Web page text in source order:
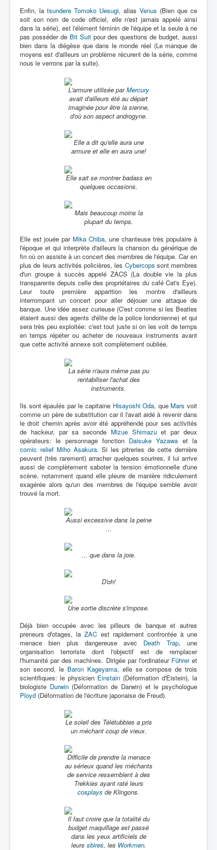
Enfin, la tsundere Tomoko Uesugi, alias Venus (Bien que ce
soit son nom de code officiel, elle n'est jamais appelé ainsi
dans la série), est l'élément féminin de l'équipe et la seule à ne
pas posséder de Bit Suitpour des questions de budget, aussi
bien dans la diégèse que dans le monde réel (Le manque de
moyens est d'ailleurs un problème récurent de la série, comme
nous le verrons par la suite).
L'armure utilisée parMercury
avait d'ailleurs été au départ
imaginée pour être la sienne,
d'où son aspect androgyne.
Elle a dit qu'elle aura une
armure et elle en aura une!
Elle sait se montrer badass en
quelques occasions.
Mais beaucoup moins la
plupart du temps.
Elle est jouée par Mika Chiba, une chanteuse très populaire à
l'époque et qui interprète d'ailleurs la chanson du générique de
fin où on assiste à un concert des membres de l'équipe. Car en
plus de leurs activités policières, les Cybercops sont membres
d'un groupe à succès appelé ZACS (La double vie la plus
transparente depuis celle des propriétaires du café Cat's Eye).
Leur toute première apparition les montre d'ailleurs
interrompant un concert pour aller déjouer une attaque de
banque. Une idée assez curieuse (C'est comme si les Beatles
étaient aussi des agents d'élite de la police londonienne) et qui
sera très peu exploitée: c'est tout juste si on les voit de temps
en temps répéter ou acheter de nouveaux instruments avant
que cette activité annexe soit complètement oubliée.
La série n'aura même pas pu
rentabiliser l'achat des
instruments.
Ils sont épaulés par le capitaine Hisayoshi Oda, que Mars voit
comme un père de substitution car il l'avait aidé à revenir dans
le droit chemin après avoir été appréhendé pour ses activités
de hackeur, par sa seconde Mizue Shimazuet par deux
opérateurs: le personnage fonction Daisuke Yazawa et la
comic relief Miho Asakura. Si les pitreries de cette dernière
peuvent (très rarement) arracher quelques sourires, il lui arrive
aussi de complètement saboter la tension émotionnelle d'une
scène, notamment quand elle pleure de manière ridiculement
exagérée alors qu'un des membres de l'équipe semble avoir
trouvé la mort.
Aussi excessive dans la peine
…
… que dans la joie.
D'oh!
Une sortie discrète s'impose.
Déjà bien occupée avec les pilleurs de banque et autres
preneurs d'otages, laZAC est rapidement confrontée à une
menace bien plus dangereuse avec Death Trap, une
organisation terroriste dont l'objectif est de remplacer
l'humanité par des machines. Dirigée par l'ordinateur Führeret
son second, le Baron Kageyama, elle se compose de trois
scientifiques: le physicien Einstain (Déformation d'Eistein), la
biologiste Durwin(Déformation de Darwin) et le psychologue
Ployd (Déformation de l'écriture japonaise de Freud).
Le soleil des Télétubbies a pris
un méchant coup de vieux.
Difficile de prendre la menace
au sérieux quand les méchants
de service ressemblent à des
Trekkies ayant raté leurs
cosplays de Klingons.
Il faut croire que la totalité du
budget maquillage est passé
dans les yeux artificiels de
leurs sbires, les Workmen.